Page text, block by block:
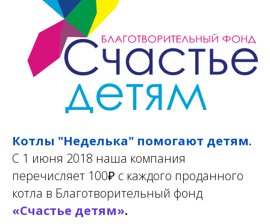
Котлы "Неделька" помогают детям.
С 1 июня 2018 наша компания
перечисляет 100₽ с каждого проданного
котла в Благотворительный фонд
«Счастье детям».